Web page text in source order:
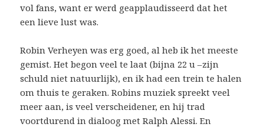
vol fans, want er werd geapplaudisseerd dat het
een lieve lust was.
Robin Verheyen was erg goed, al heb ik het meeste
gemist. Het begon veel te laat (bijna 22 u –zijn
schuld niet natuurlijk), en ik had een trein te halen
om thuis te geraken. Robins muziek spreekt veel
meer aan, is veel verscheidener, en hij trad
voortdurend in dialoog met Ralph Alessi. En